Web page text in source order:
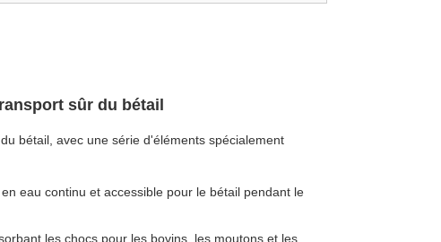
sûr du bétail
bétail, avec une série d'éléments spécialement
eau continu et accessible pour le bétail pendant le
les chocs pour les bovins, les moutons et les